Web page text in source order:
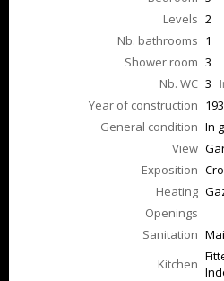
Levels 2
Nb. bathrooms 1
Shower room 3
Nb. WC 3
Year of construction
General condition In
View
Exposition
Heating
Openings
Sanitation
Kitchen